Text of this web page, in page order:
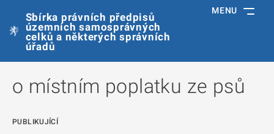
Sbírka právních předpisů
územních samosprávných
celků a některých správních
úřadů
MENU
o místním poplatku ze psů
PUBLIKUJÍCÍ